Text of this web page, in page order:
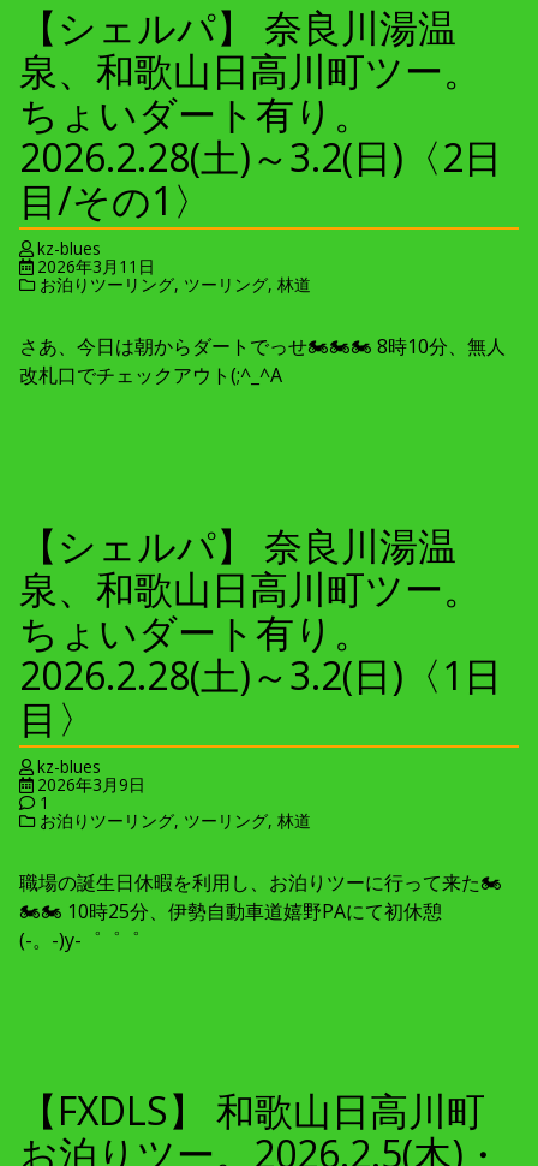
【シェルパ】 奈良川湯温
泉、和歌山日高川町ツー。
ちょいダート有り。
2026.2.28(土)～3.2(日)〈2日
目/その1〉
kz-blues
2026年3月11日
お泊りツーリング, ツーリング,林道
さあ、今日は朝からダートでっせ🏍🏍🏍 8時10分、無人
改札口でチェックアウト(;^_^A
【シェルパ】 奈良川湯温
泉、和歌山日高川町ツー。
ちょいダート有り。
2026.2.28(土)～3.2(日)〈1日
目〉
kz-blues
2026年3月9日
1
お泊りツーリング, ツーリング,林道
職場の誕生日休暇を利用し、お泊りツーに行って来た🏍
🏍🏍 10時25分、伊勢自動車道嬉野PAにて初休憩
(-。-)y-゜゜゜
【FXDLS】 和歌山日高川町
お泊りツー。2026.2.5(木)・